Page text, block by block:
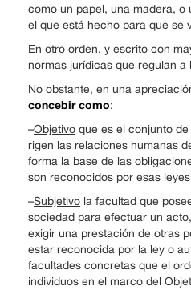
como un papel, una madera, o
el que está hecho para que se
En otro orden, y escrito con
normas jurídicas que regulan
No obstante, en una
concebir como:
–Objetivo que es el conjunto
rigen las relaciones humanas
forma la base de las
son reconocidos por esas
–Subjetivo la facultad que
sociedad para efectuar un
exigir una prestación de otras
estar reconocida por la ley o
facultades concretas que el
individuos en el marco del